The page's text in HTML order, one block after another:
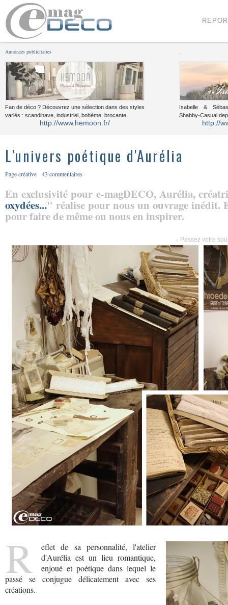
Annonces publicitaires
Fan de déco ? Découvrez une sélection dans des styles
variés : scandinave, industriel, bohème, brocante...
http://www.hemoon.fr/
Isabelle &
Shabby-Casual
http://
L'univers poétique d'Aurélia
Page créative 43 commentaires
En exclusivité pour e-magDECO, Aurélia,
oxydées..." réalise pour nous un ouvrage inédit.
pour faire de même ou nous en inspirer.
↓ Passez votre
R
eflet de sa personnalité, l'atelier
d'Aurélia est un lieu romantique,
enjoué et poétique dans lequel le
passé se conjugue délicatement avec ses
créations.